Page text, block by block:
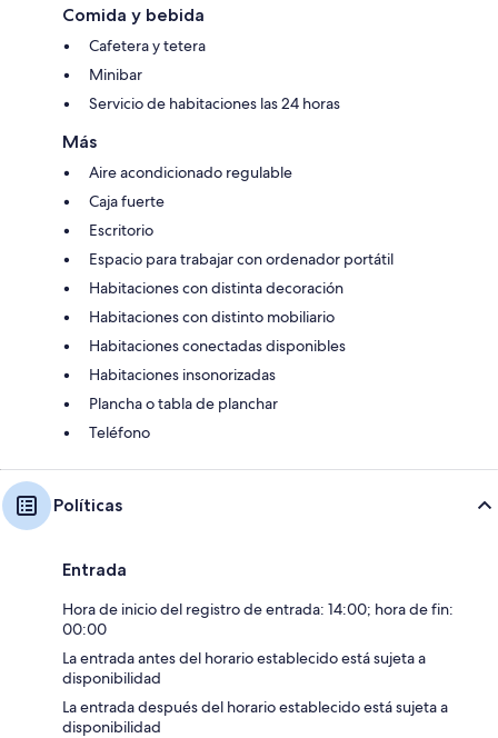
Comida y bebida
Cafetera y tetera
Minibar
Servicio de habitaciones las 24 horas
Más
Aire acondicionado regulable
Caja fuerte
Escritorio
Espacio para trabajar con ordenador portátil
Habitaciones con distinta decoración
Habitaciones con distinto mobiliario
Habitaciones conectadas disponibles
Habitaciones insonorizadas
Plancha o tabla de planchar
Teléfono
Políticas
Entrada
Hora de inicio del registro de entrada: 14:00; hora de fin:
00:00
La entrada antes del horario establecido está sujeta a
disponibilidad
La entrada después del horario establecido está sujeta a
disponibilidad